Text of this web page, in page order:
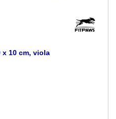
x 10 cm, viola